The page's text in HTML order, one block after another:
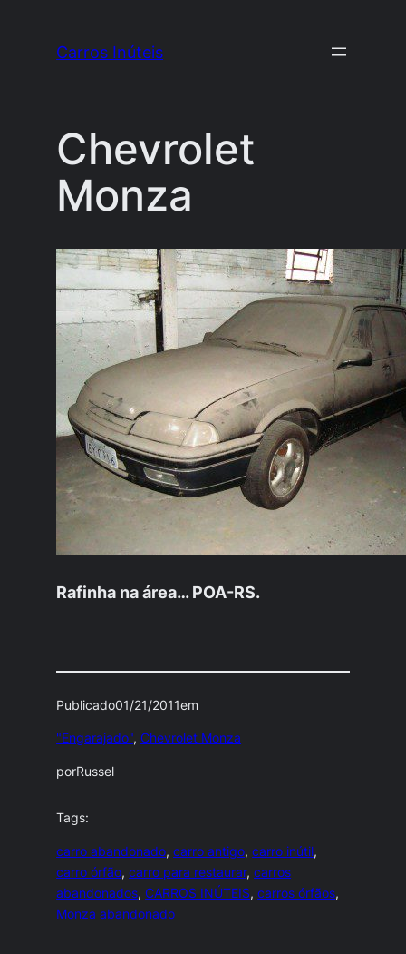
Carros Inúteis
Chevrolet
Monza
Rafinha na área… POA-RS.
Publicado01/21/2011em
"Engarajado", Chevrolet Monza
porRussel
Tags:
carro abandonado, carro antigo, carro inútil
carro órfão, carro para restaurar, carros
abandonados, CARROS INÚTEIS, carros órfãos
Monza abandonado